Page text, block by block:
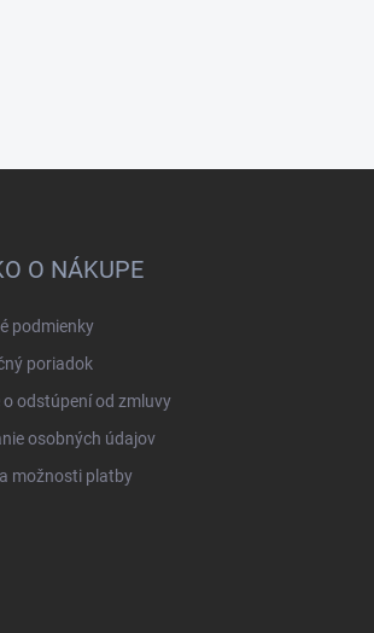
O NÁKUPE
podmienky
poriadok
o odstúpení od zmluvy
osobných údajov
možnosti platby